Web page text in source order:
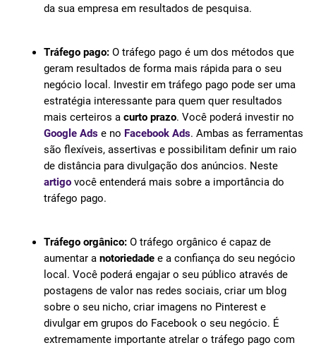
da sua empresa em resultados de pesquisa.
Tráfego pago:O tráfego pago é um dos métodos que
geram resultados de forma mais rápida para o seu
negócio local. Investir em tráfego pago pode ser uma
estratégia interessante para quem quer resultados
mais certeiros a curto prazo. Você poderá investir no
Google Adse no Facebook Ads. Ambas as ferramentas
são flexíveis, assertivas e possibilitam definir um raio
de distância para divulgação dos anúncios. Neste
artigovocê entenderá mais sobre a importância do
tráfego pago.
Tráfego orgânico:O tráfego orgânico é capaz de
aumentar a notoriedade e a confiança do seu negócio
local. Você poderá engajar o seu público através de
postagens de valor nas redes sociais, criar um blog
sobre o seu nicho, criar imagens no Pinterest e
divulgar em grupos do Facebook o seu negócio. É
extremamente importante atrelar o tráfego pago com